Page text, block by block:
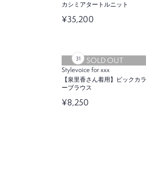
カシミアタートルニット
¥35,200
SOLD OUT
Stylevoice for xxx
【泉里香さん着用】ビックカラ
ーブラウス
¥8,250